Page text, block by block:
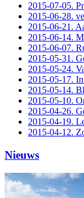
2015-07-05.
2015-06-28.
2015-06-21.
2015-06-14.
2015-06-07.
2015-05-31.
2015-05-24.
2015-05-17.
2015-05-14.
2015-05-10.
2015-04-26.
2015-04-19.
2015-04-12.
Nieuws